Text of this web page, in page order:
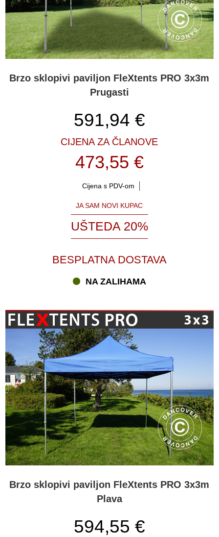
Brzo sklopivi paviljon FleXtents PRO 3x3m
Prugasti
591,94 €
CIJENA ZA ČLANOVE
473,55 €
Cijena s PDV-om
JA SAM NOVI KUPAC
UŠTEDA 20%
BESPLATNA DOSTAVA
NA ZALIHAMA
Brzo sklopivi paviljon FleXtents PRO 3x3m
Plava
594,55 €